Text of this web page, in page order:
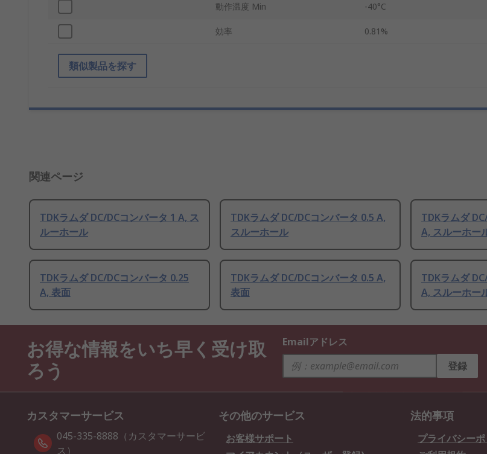
動作温度 Min -40°C
効率 0.81%
類似製品を探す
関連ページ
TDKラムダ DC/DCコンバータ 1 A, ス
ルーホール
TDKラムダ DC/DCコンバータ 0.5 A,
スルーホール
TDKラムダ
A, スルーホー
TDKラムダ DC/DCコンバータ 0.25
A, 表面
TDKラムダ DC/DCコンバータ 0.5 A,
表面
TDKラムダ
A, スルーホー
お得な情報をいち早く受け取
ろう
Emailアドレス
登録
カスタマーサービス
045-335-8888（カスタマーサービ
ス）
その他のサービス
お客様サポート
法的事項
プライバシー